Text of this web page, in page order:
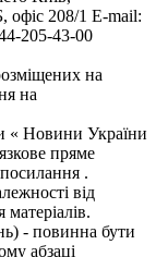
208/1 E-mail:
205-43-00
на
на
« Новини України
пряме
.
від
- повинна бути
абзаці